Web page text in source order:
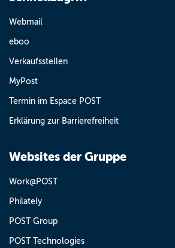
Webmail
eboo
Verkaufsstellen
MyPost
Termin im Espace POST
Erklärung zur Barrierefreiheit
Websites der Gruppe
Work@POST
Philately
POST Group
POST Technologies